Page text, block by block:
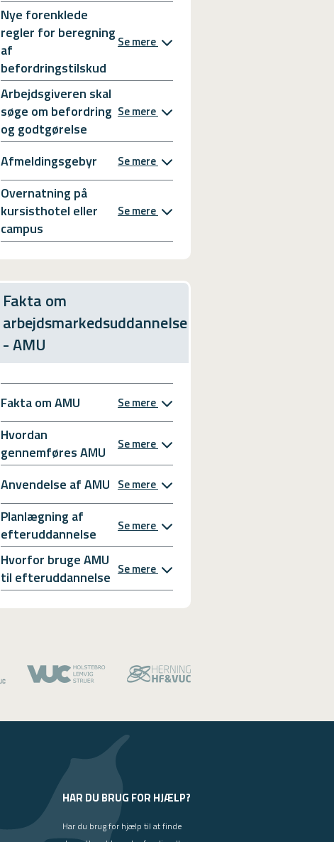
Nye forenklede
regler for beregning
af
befordringstilskud
Se mere
Arbejdsgiveren skal
søge om befordring
og godtgørelse
Se mere
Afmeldingsgebyr Se mere
Overnatning på
kursisthotel eller
campus
Se mere
Fakta om
arbejdsmarkedsuddannelse
- AMU
Fakta om AMU Se mere
Hvordan
gennemføres AMU
Se mere
Anvendelse af AMU Se mere
Planlægning af
efteruddannelse
Se mere
Hvorfor bruge AMU
til efteruddannelse Se mere
HAR DU BRUG FOR HJÆLP?
Har du brug for hjælp til at finde